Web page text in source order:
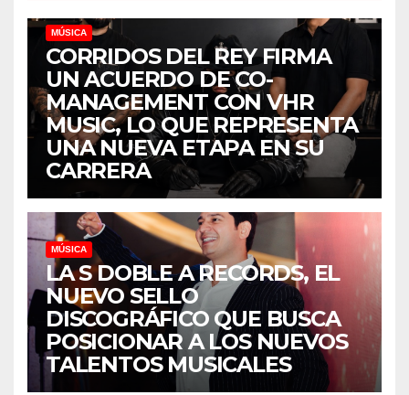
MÚSICA
CORRIDOS DEL REY FIRMA
UN ACUERDO DE CO-
MANAGEMENT CON VHR
MUSIC, LO QUE REPRESENTA
UNA NUEVA ETAPA EN SU
CARRERA
MÚSICA
LA S DOBLE A RECORDS, EL
NUEVO SELLO
DISCOGRÁFICO QUE BUSCA
POSICIONAR A LOS NUEVOS
TALENTOS MUSICALES